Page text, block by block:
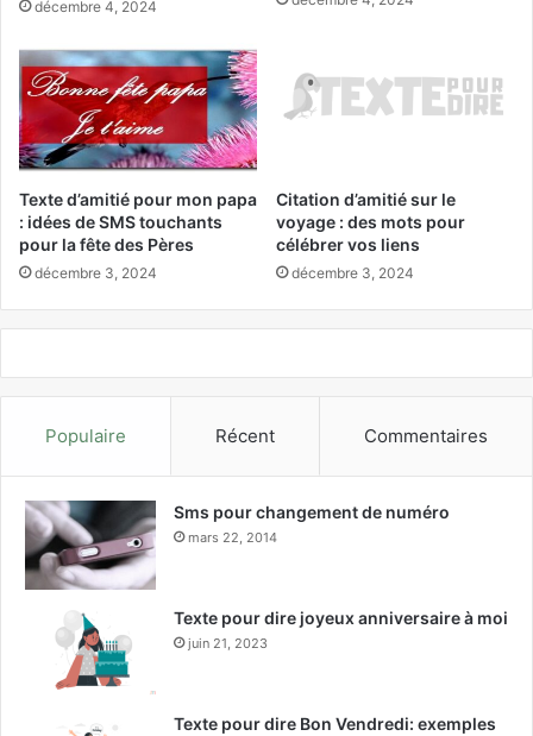
décembre 4, 2024
Texte d’amitié pour mon papa
: idées de SMS touchants
pour la fête des Pères
décembre 3, 2024
Citation d’amitié sur le
voyage : des mots pour
célébrer vos liens
décembre 3, 2024
Populaire Récent Commentaires
Sms pour changement de numéro
mars 22, 2014
Texte pour dire joyeux anniversaire à moi
juin 21, 2023
Texte pour dire Bon Vendredi: exemples